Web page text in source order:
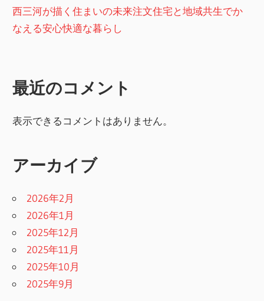
西三河が描く住まいの未来注文住宅と地域共生でか
なえる安心快適な暮らし
最近のコメント
表示できるコメントはありません。
アーカイブ
2026年2月
2026年1月
2025年12月
2025年11月
2025年10月
2025年9月